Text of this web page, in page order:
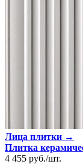
Лица плитки →
Плитка
4 455 руб./шт.